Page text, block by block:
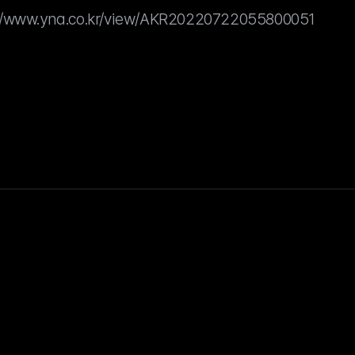
view/AKR20220722055800051